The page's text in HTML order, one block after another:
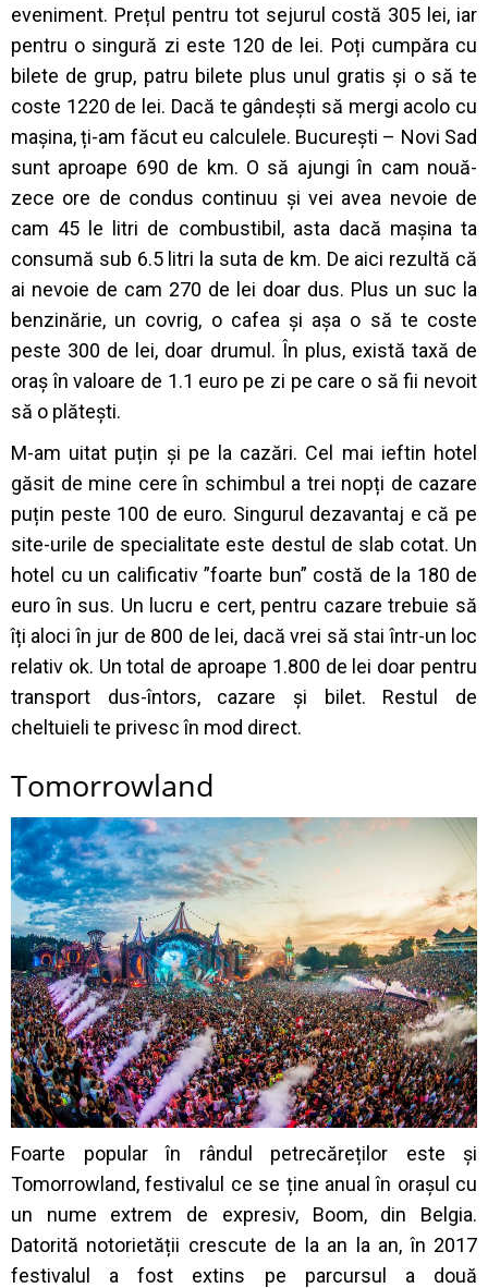
eveniment. Prețul pentru tot sejurul costă 305 lei, iar
pentru o singură zi este 120 de lei. Poți cumpăra cu
bilete de grup, patru bilete plus unul gratis și o să te
coste 1220 de lei. Dacă te gândești să mergi acolo cu
mașina, ți-am făcut eu calculele. București – Novi Sad
sunt aproape 690 de km. O să ajungi în cam nouă-
zece ore de condus continuu și vei avea nevoie de
cam 45 le litri de combustibil, asta dacă mașina ta
consumă sub 6.5 litri la suta de km. De aici rezultă că
ai nevoie de cam 270 de lei doar dus. Plus un suc la
benzinărie, un covrig, o cafea și așa o să te coste
peste 300 de lei, doar drumul. În plus, există taxă de
oraș în valoare de 1.1 euro pe zi pe care o să fii nevoit
să o plătești.
M-am uitat puțin și pe la cazări. Cel mai ieftin hotel
găsit de mine cere în schimbul a trei nopți de cazare
puțin peste 100 de euro. Singurul dezavantaj e că pe
site-urile de specialitate este destul de slab cotat. Un
hotel cu un calificativ ”foarte bun” costă de la 180 de
euro în sus. Un lucru e cert, pentru cazare trebuie să
îți aloci în jur de 800 de lei, dacă vrei să stai într-un loc
relativ ok. Un total de aproape 1.800 de lei doar pentru
transport dus-întors, cazare și bilet. Restul de
cheltuieli te privesc în mod direct.
Tomorrowland
Foarte popular în rândul petrecăreților este și
Tomorrowland, festivalul ce se ține anual în orașul cu
un nume extrem de expresiv, Boom, din Belgia.
Datorită notorietății crescute de la an la an, în 2017
festivalul a fost extins pe parcursul a două